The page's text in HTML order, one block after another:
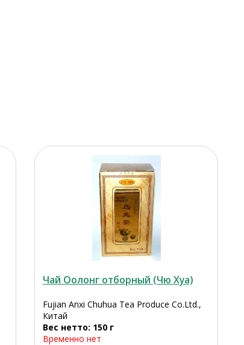
Чай Оолонг отборный (Чю Хуа)
Fujian Anxi Chuhua Tea Produce Co.Ltd.,
Китай
Вес нетто: 150 г
Временно нет